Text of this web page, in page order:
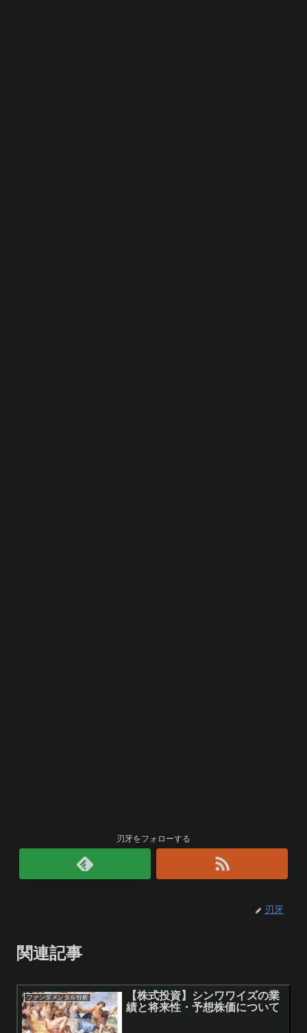
刃牙をフォローする
刃牙
関連記事
ファンダメンタル分析
【株式投資】シンワワイズの業
績と将来性・予想株価について